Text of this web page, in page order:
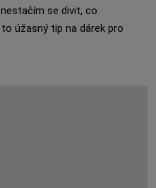
se divit, co
úžasný tip na dárek pro